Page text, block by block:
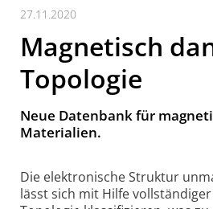
27.11.2020
Magnetisch
Topologie
Neue Datenbank für
Materialien.
Die elektronische Struktur
lässt sich mit Hilfe